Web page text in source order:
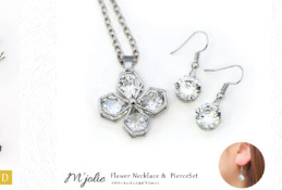
サリー ゆうパケット配送3cm